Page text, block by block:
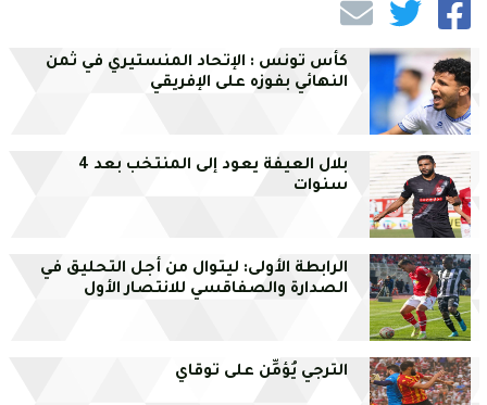
كأس تونس : الإتحاد المنستيري في ثمن
النهائي بفوزه على الإفريقي
بلال العيفة يعود إلى المنتخب بعد 4
سنوات
الرابطة الأولى: ليتوال من أجل التحليق في
الصدارة والصفاقسي للانتصار الأول
الترجي يُؤمِّن على توقاي